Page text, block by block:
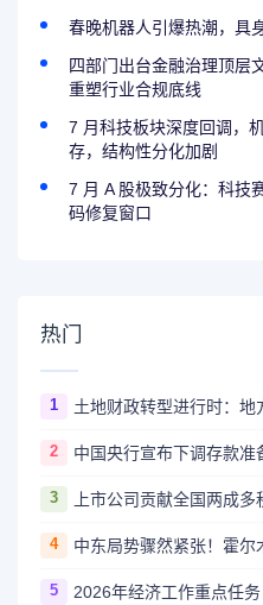
春晚机器人引爆热潮，具
四部门出台金融治理顶层
重塑行业合规底线
7 月科技板块深度回调，
存，结构性分化加剧
7 月 A 股极致分化：科技
码修复窗口
热门
1
2
3
4 中东局势骤然紧张！霍
5 2026年经济工作重点任